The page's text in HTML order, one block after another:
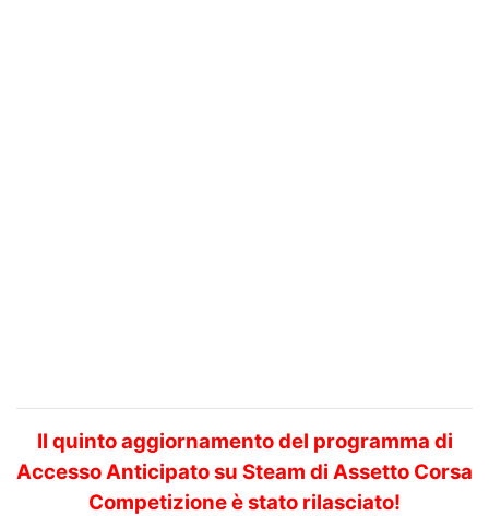
Il quinto aggiornamento del programma di
Accesso Anticipato su Steam di Assetto Corsa
Competizione è stato rilasciato!